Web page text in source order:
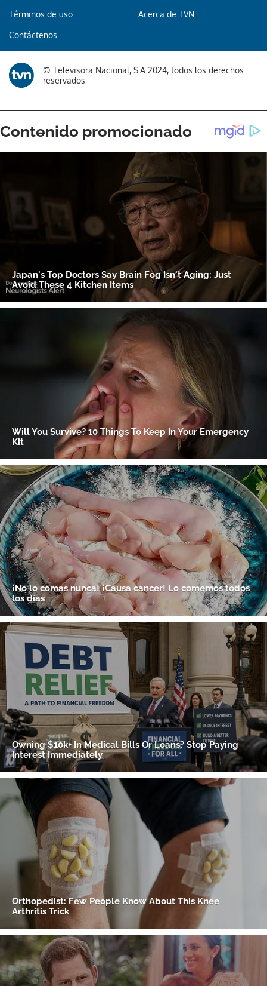
Gracias por suscribirte a nuestro boletín.
Términos de uso Acerca de TVN
Contáctenos
© Televisora Nacional, S.A 2024, todos los derechos
reservados